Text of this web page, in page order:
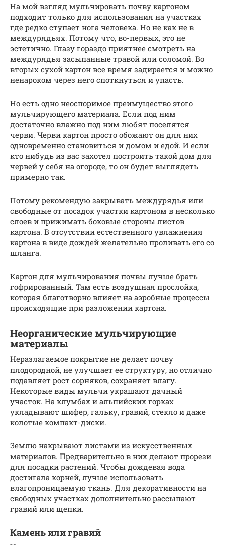
На мой взгляд мульчировать почву картоном
подходит только для использования на участках
где редко ступает нога человека. Но не как не в
междурядьях. Потому что, во-первых, это не
эстетично. Глазу гораздо приятнее смотреть на
междурядья засыпанные травой или соломой. Во
вторых сухой картон все время задирается и можно
ненароком через него споткнуться и упасть.
Но есть одно неоспоримое преимущество этого
мульчирующего материала. Если под ним
достаточно влажно под ним любят поселятся
черви. Черви картон просто обожают он для них
одновременно становиться и домом и едой. И если
кто нибудь из вас захотел построить такой дом для
червей у себя на огороде, то он будет выглядеть
примерно так.
Потому рекомендую закрывать междурядья или
свободные от посадок участки картоном в несколько
слоев и прижимать боковые стороны листов
картона. В отсутствии естественного увлажнения
картона в виде дождей желательно проливать его со
шланга.
Картон для мульчирования почвы лучше брать
гофрированный. Там есть воздушная прослойка,
которая благотворно влияет на аэробные процессы
происходящие при разложении картона.
Неорганические мульчирующие
материалы
Неразлагаемое покрытие не делает почву
плодородной, не улучшает ее структуру, но отлично
подавляет рост сорняков, сохраняет влагу.
Некоторые виды мульчи украшают дачный
участок. На клумбах и альпийских горках
укладывают шифер, гальку, гравий, стекло и даже
колотые компакт-диски.
Землю накрывают листами из искусственных
материалов. Предварительно в них делают прорези
для посадки растений. Чтобы дождевая вода
достигала корней, лучше использовать
влагопроницаемую ткань. Для декоративности на
свободных участках дополнительно рассыпают
гравий или щепки.
Камень или гравий